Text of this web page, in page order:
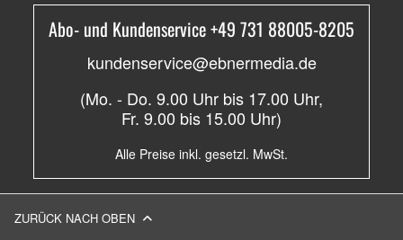
Abo- und Kundenservice +49 731 88005-8205
kundenservice@ebnermedia.de
(Mo. - Do. 9.00 Uhr bis 17.00 Uhr,
Fr. 9.00 bis 15.00 Uhr)
Alle Preise inkl. gesetzl. MwSt.
ZURÜCK NACH OBEN